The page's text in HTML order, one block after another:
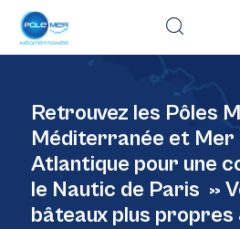
Retrouvez les Pôles
Méditerranée et
Atlantique pour une
le Nautic de Paris »
bâteaux plus
Panneau de gestion des cookies